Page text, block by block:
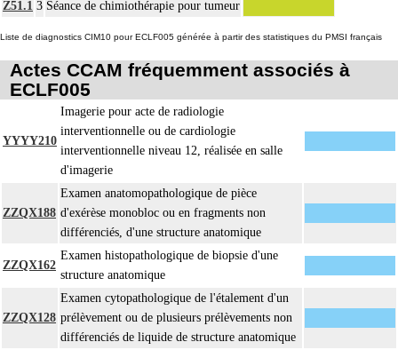
l'obstacle à contourner.
4
Par remplacement d'un vaisseau ou d'une structure vasculaire, on entend :
résection d'un axe ou d'une structure vasculaire avec reconstruction par greffe
ou prothèse.
4
Par thoracotomie, on entend : tout abord de la cavité thoracique - sternotomie,
thoracotomie latérale, thoracotomie postérieure.
4
La circulation extracorporelle [CEC] pour acte intrathoracique inclut, pour le
chirurgien, l'installation, la conduite de la circulation extracorporelle, et son
ablation. Elle inclut les responsabilités suivantes :
- décision de l'indication et choix de la technique
- choix du niveau d'hypothermie
- choix du débit de CEC
- décision d'arrêt circulatoire
- définition des protocoles de remplissage
- décision de cardioplégie
Z51.1 3 Séance de chimiothérapie pour tumeur
Liste de diagnostics CIM10 pour ECLF005 générée à partir des statistiques du PMSI français
Actes CCAM fréquemment associés à
ECLF005
YYYY210
Imagerie pour acte de radiologie
interventionnelle ou de cardiologie
interventionnelle niveau 12, réalisée en salle
d'imagerie
ZZQX188
Examen anatomopathologique de pièce
d'exérèse monobloc ou en fragments non
différenciés, d'une structure anatomique
ZZQX162
Examen histopathologique de biopsie d'une
structure anatomique
ZZQX128
Examen cytopathologique de l'étalement d'un
prélèvement ou de plusieurs prélèvements non
différenciés de liquide de structure anatomique